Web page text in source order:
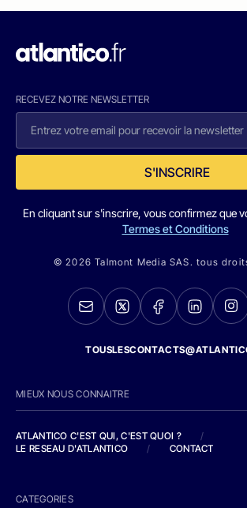
RECEVEZ NOTRE NEWSLETTER
S'INSCRIRE
En cliquant sur s'inscrire, vous confirmez que
Termes et Conditions
© 2026 Talmont Media SAS. tous
MIEUX NOUS CONNAITRE
ATLANTICO C'EST QUI, C'EST QUOI ?
/
LE RESEAU D'ATLANTICO
/ CONTACT
CATEGORIES